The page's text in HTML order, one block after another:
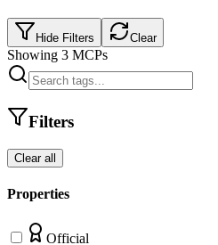
Hide Filters Clear
Showing 3 MCPs
Filters
Clear all
Properties
Official